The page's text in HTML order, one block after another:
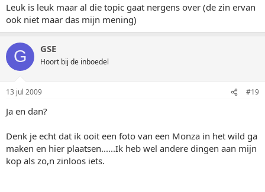
Leuk is leuk maar al die topic gaat nergens over (de zin ervan
ook niet maar das mijn mening)
G GSE
Hoort bij de inboedel
13 jul 2009 #19
Ja en dan?
Denk je echt dat ik ooit een foto van een Monza in het wild ga
maken en hier plaatsen......Ik heb wel andere dingen aan mijn
kop als zo,n zinloos iets.